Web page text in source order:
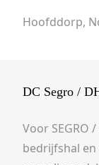
Hoofddorp,
DC Segro /
Voor SEGRO
bedrijfshal